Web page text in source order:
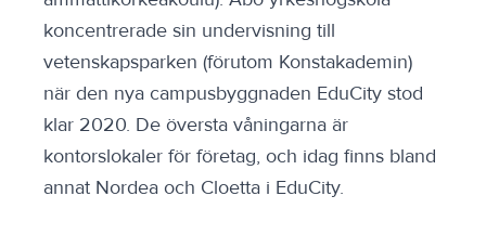
koncentrerade sin undervisning till
vetenskapsparken (förutom Konstakademin)
när den nya campusbyggnaden EduCity stod
klar 2020. De översta våningarna är
kontorslokaler för företag, och idag finns bland
annat Nordea och Cloetta i EduCity.